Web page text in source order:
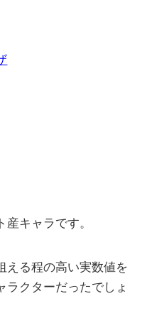
キャラです。
える程の高い実数値を
ラクターだったでしょ